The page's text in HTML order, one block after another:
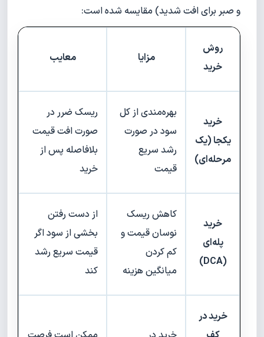
و صبر برای افت شدید) مقایسه شده است:
روش
خرید
مزایا معایب
خرید
یکجا (یک
مرحله‌ای)
بهره‌مندی از کل
سود در صورت
رشد سریع
قیمت
ریسک ضرر در
صورت افت قیمت
بلافاصله پس از
خرید
خرید
پله‌ای
(DCA)
کاهش ریسک
نوسان قیمت و
کم کردن
میانگین هزینه
از دست رفتن
بخشی از سود اگر
قیمت سریع رشد
کند
خرید در